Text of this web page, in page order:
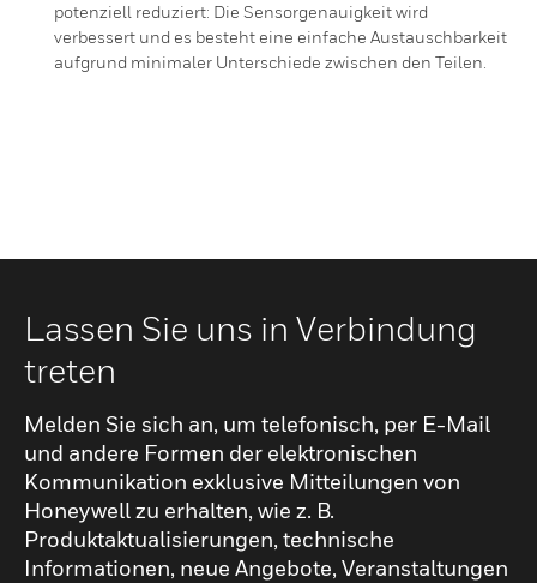
potenziell reduziert: Die Sensorgenauigkeit wird
verbessert und es besteht eine einfache Austauschbarkeit
aufgrund minimaler Unterschiede zwischen den Teilen.
Lassen Sie uns in Verbindung
treten
Melden Sie sich an, um telefonisch, per E-Mail
und andere Formen der elektronischen
Kommunikation exklusive Mitteilungen von
Honeywell zu erhalten, wie z. B.
Produktaktualisierungen, technische
Informationen, neue Angebote, Veranstaltungen